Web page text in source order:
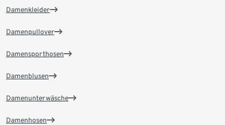
Damenkleider
Damenpullover
Damensporthosen
Damenblusen
Damenunterwäsche
Damenhosen